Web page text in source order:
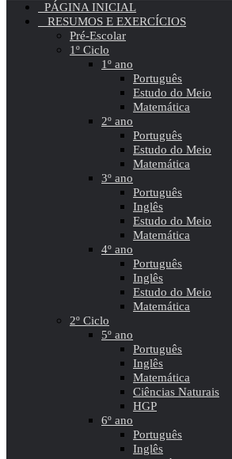
PÁGINA INICIAL
RESUMOS E EXERCÍCIOS
Pré-Escolar
1º Ciclo
1º ano
Português
Estudo do Meio
Matemática
2º ano
Português
Estudo do Meio
Matemática
3º ano
Português
Inglês
Estudo do Meio
Matemática
4º ano
Português
Inglês
Estudo do Meio
Matemática
2º Ciclo
5º ano
Português
Inglês
Matemática
Ciências Naturais
HGP
6º ano
Português
Inglês